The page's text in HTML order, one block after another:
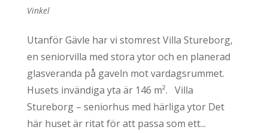
Vinkel
Utanför Gävle har vi stomrest Villa Stureborg,
en seniorvilla med stora ytor och en planerad
glasveranda på gaveln mot vardagsrummet.
Husets invändiga yta är 146 m². Villa
Stureborg – seniorhus med härliga ytor Det
här huset är ritat för att passa som ett...